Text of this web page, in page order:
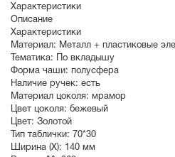
Характеристики
Описание
Характеристики
Материал: Металл + пластиковые
Тематика:
По вкладышу
Форма чаши: полусфера
Наличие ручек: есть
Материал цоколя: мрамор
Цвет цоколя: бежевый
Цвет: Золотой
Тип таблички: 70*30
Ширина (X): 140 мм